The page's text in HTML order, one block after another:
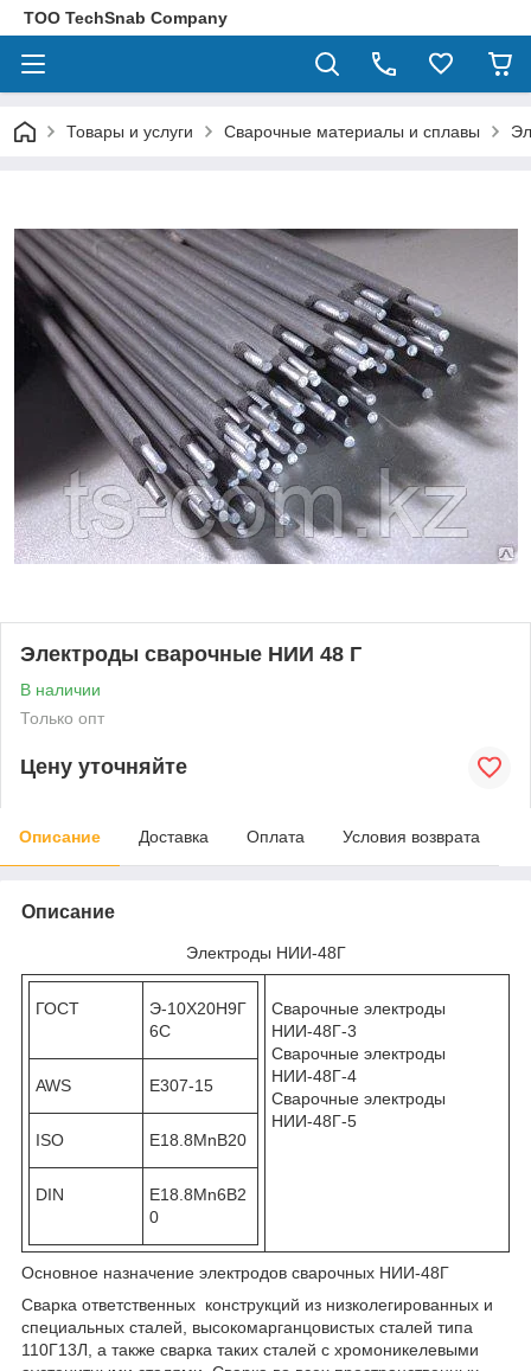
ТОО TechSnab Company
Товары и услуги Сварочные материалы и сплавы
Электроды сварочные НИИ 48 Г
В наличии
Только опт
Цену уточняйте
Описание Доставка Оплата Условия возврата
Описание
Электроды НИИ-48Г
ГОСТ
Э-10Х20Н9Г
6С
AWS E307-15
ISO E18.8MnB20
DIN
E18.8Mn6B2
0
Сварочные электроды
НИИ-48Г-3
Сварочные электроды
НИИ-48Г-4
Сварочные электроды
НИИ-48Г-5
Основное назначение электродов сварочных НИИ-48Г
Сварка ответственных конструкций из низколегированных и
специальных сталей, высокомарганцовистых сталей типа
110Г13Л, а также сварка таких сталей с хромоникелевыми